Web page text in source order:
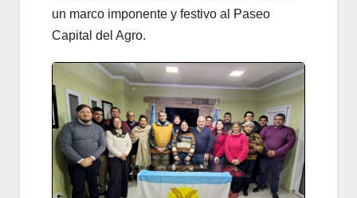
un marco imponente y festivo al Paseo
Capital del Agro.